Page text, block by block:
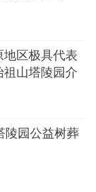
区极具代表
山塔陵园介
陵园公益树葬